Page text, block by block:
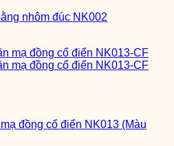
nhôm đúc NK002
đồng cổ điển NK013 (Màu